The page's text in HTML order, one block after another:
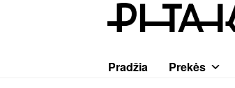
Pereiti
prie
Pereiti
prie
Pradžia Prekės